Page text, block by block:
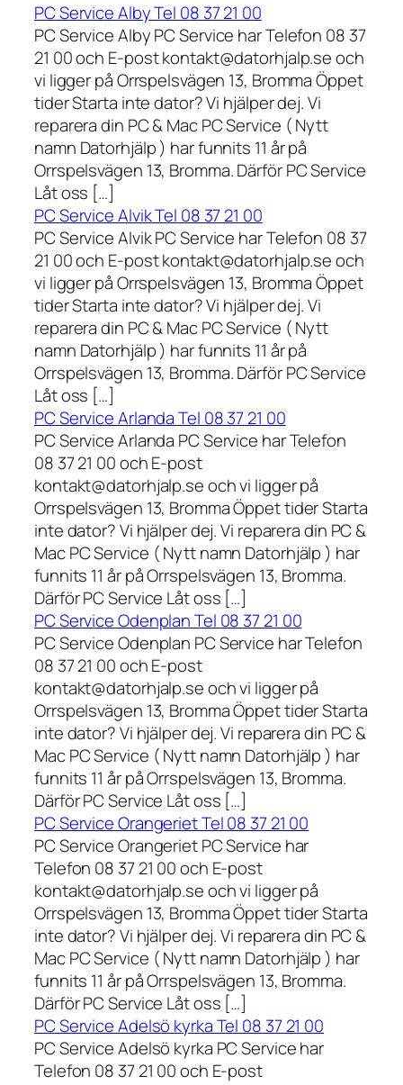
PC Service Alby Tel 08 37 21 00
PC Service Alby PC Service har Telefon 08 37
21 00 och E-post kontakt@datorhjalp.se och
vi ligger på Orrspelsvägen 13, Bromma Öppet
tider Starta inte dator? Vi hjälper dej. Vi
reparera din PC & Mac PC Service ( Nytt
namn Datorhjälp ) har funnits 11 år på
Orrspelsvägen 13, Bromma. Därför PC Service
Låt oss […]
PC Service Alvik Tel 08 37 21 00
PC Service Alvik PC Service har Telefon 08 37
21 00 och E-post kontakt@datorhjalp.se och
vi ligger på Orrspelsvägen 13, Bromma Öppet
tider Starta inte dator? Vi hjälper dej. Vi
reparera din PC & Mac PC Service ( Nytt
namn Datorhjälp ) har funnits 11 år på
Orrspelsvägen 13, Bromma. Därför PC Service
Låt oss […]
PC Service Arlanda Tel 08 37 21 00
PC Service Arlanda PC Service har Telefon
08 37 21 00 och E-post
kontakt@datorhjalp.se och vi ligger på
Orrspelsvägen 13, Bromma Öppet tider Starta
inte dator? Vi hjälper dej. Vi reparera din PC &
Mac PC Service ( Nytt namn Datorhjälp ) har
funnits 11 år på Orrspelsvägen 13, Bromma.
Därför PC Service Låt oss […]
PC Service Odenplan Tel 08 37 21 00
PC Service Odenplan PC Service har Telefon
08 37 21 00 och E-post
kontakt@datorhjalp.se och vi ligger på
Orrspelsvägen 13, Bromma Öppet tider Starta
inte dator? Vi hjälper dej. Vi reparera din PC &
Mac PC Service ( Nytt namn Datorhjälp ) har
funnits 11 år på Orrspelsvägen 13, Bromma.
Därför PC Service Låt oss […]
PC Service Orangeriet Tel 08 37 21 00
PC Service Orangeriet PC Service har
Telefon 08 37 21 00 och E-post
kontakt@datorhjalp.se och vi ligger på
Orrspelsvägen 13, Bromma Öppet tider Starta
inte dator? Vi hjälper dej. Vi reparera din PC &
Mac PC Service ( Nytt namn Datorhjälp ) har
funnits 11 år på Orrspelsvägen 13, Bromma.
Därför PC Service Låt oss […]
PC Service Adelsö kyrka Tel 08 37 21 00
PC Service Adelsö kyrka PC Service har
Telefon 08 37 21 00 och E-post